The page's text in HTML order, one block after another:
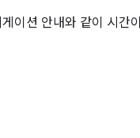
이션 안내와 같이 시간이